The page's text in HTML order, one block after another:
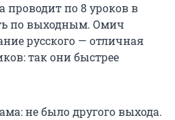
проводит по 8 уроков в
по выходным. Омич
русского — отличная
так они быстрее
не было другого выхода.